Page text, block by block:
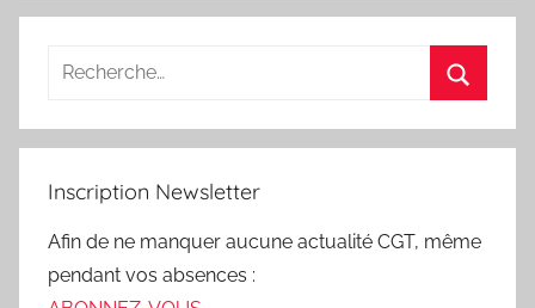
Inscription Newsletter
Afin de ne manquer aucune actualité CGT, même
pendant vos absences :